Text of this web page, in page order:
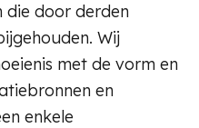
die door derden
Wij
met de vorm en
en
enkele